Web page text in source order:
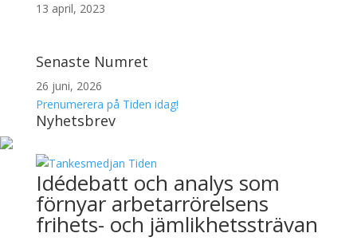
13 april, 2023
Senaste Numret
26 juni, 2026
Prenumerera på Tiden idag!
Nyhetsbrev
Idédebatt och analys som
förnyar arbetarrörelsens
frihets- och jämlikhetssträvan